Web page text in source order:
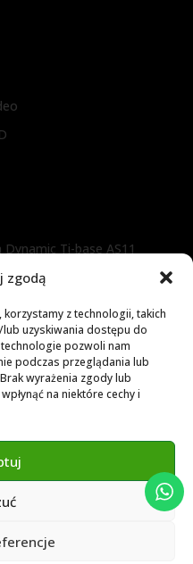
zgodą
z technologii, takich
uzyskiwania dostępu do
pozwoli nam
podczas przeglądania lub
wyrażenia zgody lub
na niektóre cechy i
Ti-base AS11
PL. All rights reserved